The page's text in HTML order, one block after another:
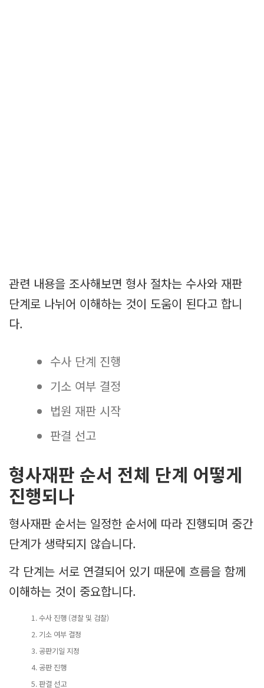
관련 내용을 조사해보면 형사 절차는 수사와 재판
단계로 나뉘어 이해하는 것이 도움이 된다고 합니
다.
수사 단계 진행
기소 여부 결정
법원 재판 시작
판결 선고
형사재판 순서 전체 단계 어떻게
진행되나
형사재판 순서는 일정한 순서에 따라 진행되며 중간
단계가 생략되지 않습니다.
각 단계는 서로 연결되어 있기 때문에 흐름을 함께
이해하는 것이 중요합니다.
수사 진행 (경찰 및 검찰)
기소 여부 결정
공판기일 지정
공판 진행
판결 선고